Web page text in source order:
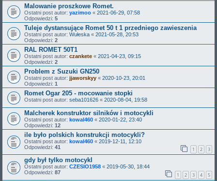
Malowanie proszkowe Romet.
Ostatni post autor: yazimoo « 2021-06-29, 07:58
Odpowiedzi: 5
Tuleje dystansujące Romet 50 t 1 przedniego zawieszenia
Ostatni post autor: Wułeska « 2021-05-28, 20:53
Odpowiedzi: 2
RAL ROMET 50T1
Ostatni post autor: czankete « 2021-04-23, 09:15
Odpowiedzi: 2
Problem z Suzuki GN250
Ostatni post autor: jjaworskyy « 2020-10-23, 20:01
Odpowiedzi: 1
Romet Ogar 205 - mocowanie stopki
Ostatni post autor: seba101626 « 2020-08-04, 19:58
Malcherek konstruktor silników i motocykli
Ostatni post autor: kowal460 « 2020-01-22, 23:40
Odpowiedzi: 12
ile było polskich konstrukcji motocykli?
Ostatni post autor: kowal460 « 2019-12-11, 12:10
Odpowiedzi: 41 1 2 3
gdy był tylko motocykl
Ostatni post autor: CZESIO1958 « 2019-05-30, 18:44
Odpowiedzi: 87 1 2 3 4 5